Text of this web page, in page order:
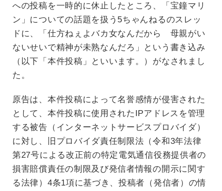
への投稿を一時的に休止したところ、「宝鐘マリ
ン」についての話題を扱う5ちゃんねるのスレッ
ドに、「仕方ねぇよバカ女なんだから 母親がい
ないせいで精神が未熟なんだろ」という書き込み
（以下「本件投稿」といいます。）がなされまし
た。
原告は、本件投稿によって名誉感情が侵害された
として、本件投稿に使用されたIPアドレスを管理
する被告（インターネットサービスプロバイダ）
に対し、旧プロバイダ責任制限法（令和3年法律
第27号による改正前の特定電気通信役務提供者の
損害賠償責任の制限及び発信者情報の開示に関す
る法律）4条1項に基づき、投稿者（発信者）の情